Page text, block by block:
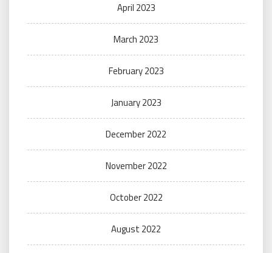
April 2023
March 2023
February 2023
January 2023
December 2022
November 2022
October 2022
August 2022